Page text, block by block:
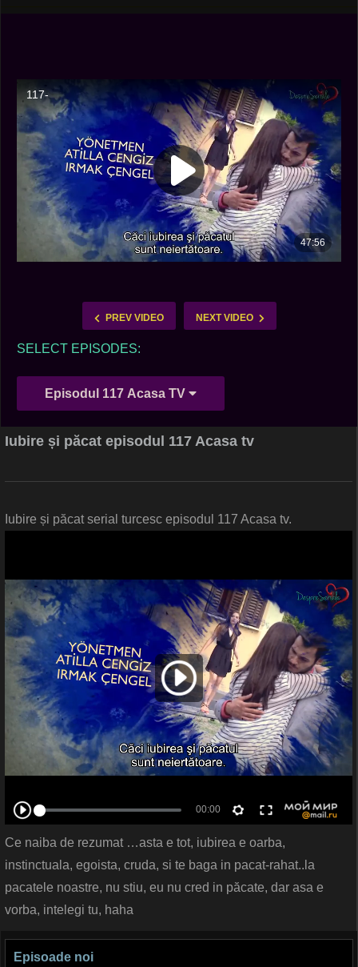
PREV VIDEO NEXT VIDEO
SELECT EPISODES:
Episodul 117 Acasa TV
Iubire și păcat episodul 117 Acasa tv
Iubire și păcat serial turcesc episodul 117 Acasa tv.
Ce naiba de rezumat …asta e tot, iubirea e oarba,
instinctuala, egoista, cruda, si te baga in pacat-rahat..la
pacatele noastre, nu stiu, eu nu cred in păcate, dar asa e
vorba, intelegi tu, haha
Episoade noi